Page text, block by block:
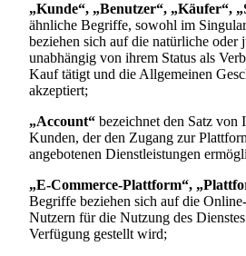
„Kunde“, „Benutzer“, „Käufer“,
ähnliche Begriffe, sowohl im
beziehen sich auf die natürliche oder
unabhängig von ihrem Status als
Kauf tätigt und die Allgemeinen
akzeptiert;
„Account“ bezeichnet den Satz von
Kunden, der den Zugang zur
angebotenen Dienstleistungen
„E-Commerce-Plattform“,
Begriffe beziehen sich auf die
Nutzern für die Nutzung des
Verfügung gestellt wird;